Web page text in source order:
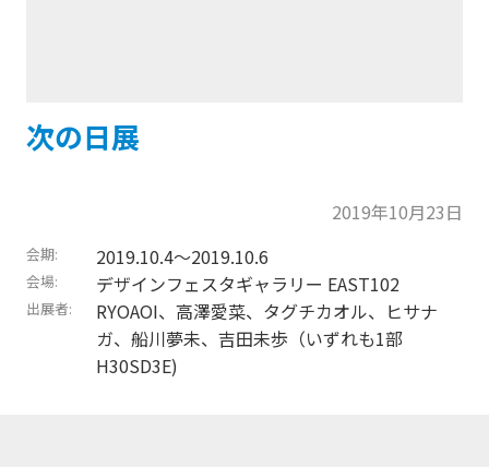
次の日展
2019年10月23日
会期 2019.10.4〜2019.10.6
会場 デザインフェスタギャラリー EAST102
出展者
RYOAOI、高澤愛菜、タグチカオル、ヒサナ
ガ、船川夢未、吉田未歩（いずれも1部
H30SD3E)